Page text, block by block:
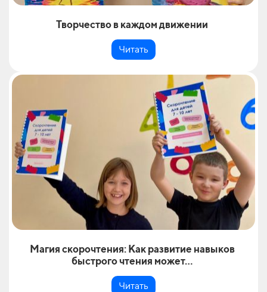
Творчество в каждом движении
Читать
Магия скорочтения: Как развитие навыков
быстрого чтения может...
Читать